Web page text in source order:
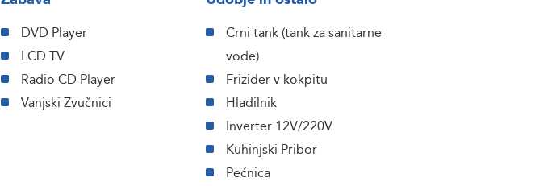
DVD Player
LCD TV
Radio CD Player
Vanjski Zvučnici
Crni tank (tank za sanitarne
vode)
Frizider v kokpitu
Hladilnik
Inverter 12V/220V
Kuhinjski Pribor
Pećnica